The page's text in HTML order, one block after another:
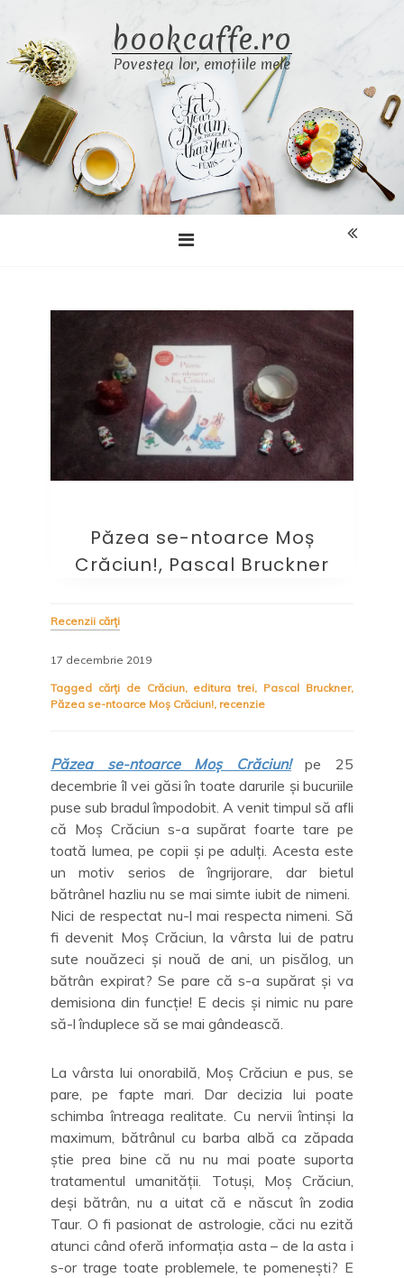
content
bookcaffe.ro
Povestea lor, emoțiile mele
Păzea se-ntoarce Moș
Crăciun!, Pascal Bruckner
Recenzii cărți
17 decembrie 2019
Tagged cărți de Crăciun, editura trei, Pascal Bruckner,
Păzea se-ntoarce Moș Crăciun!, recenzie
Păzea se-ntoarce Moș Crăciun!
pe 25
decembrie îl vei găsi în toate darurile și bucuriile
puse sub bradul împodobit. A venit timpul să afli
că Moș Crăciun s-a supărat foarte tare pe
toată lumea, pe copii și pe adulți. Acesta este
un motiv serios de îngrijorare, dar bietul
bătrânel hazliu nu se mai simte iubit de nimeni.
Nici de respectat nu-l mai respecta nimeni. Să
fi devenit Moș Crăciun, la vârsta lui de patru
sute nouăzeci și nouă de ani, un pisălog, un
bătrân expirat? Se pare că s-a supărat și va
demisiona din funcție! E decis și nimic nu pare
să-l înduplece să se mai gândească.
La vârsta lui onorabilă, Moș Crăciun e pus, se
pare, pe fapte mari. Dar decizia lui poate
schimba întreaga realitate. Cu nervii întinși la
maximum, bătrânul cu barba albă ca zăpada
știe prea bine că nu nu mai poate suporta
tratamentul umanității. Totuși, Moș Crăciun,
deși bătrân, nu a uitat că e născut în zodia
Taur. O fi pasionat de astrologie, căci nu ezită
atunci când oferă informația asta – de la asta i
s-or trage toate problemele, te pomenești? E